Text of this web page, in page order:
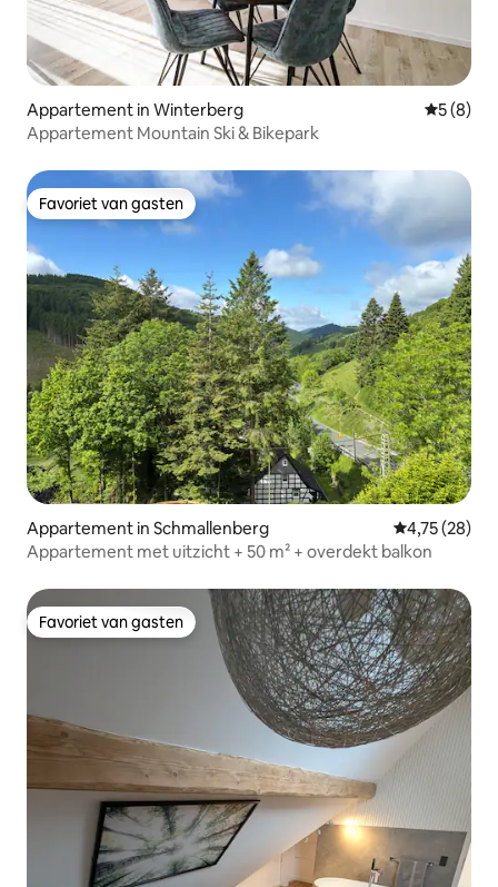
Appartement in Winterberg
5 (8)
Appartement Mountain Ski & Bikepark
Favoriet van gasten
Favoriet van gasten
Appartement in Schmallenberg Gemiddelde
4,75 (28)
Appartement met uitzicht + 50 m² + overdekt balkon
Favoriet van gasten
Favoriet van gasten